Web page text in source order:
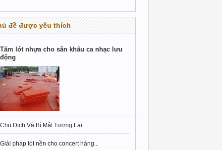
đề được yêu thích
Tấm lót nhựa cho sân khấu ca nhạc lưu
động
Chu Dịch Và Bí Mật Tương Lai
Giải pháp lót nền cho concert hàng...